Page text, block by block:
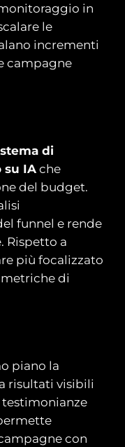
in
le
incrementi
campagne
di
su IA che
del budget.
funnel e rende
Rispetto a
più focalizzato
di
piano la
risultati visibili
con